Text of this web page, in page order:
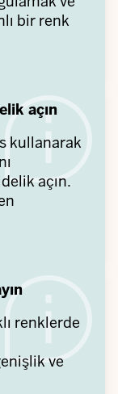
bir renk
açın
kullanarak
açın.
renklerde
ve